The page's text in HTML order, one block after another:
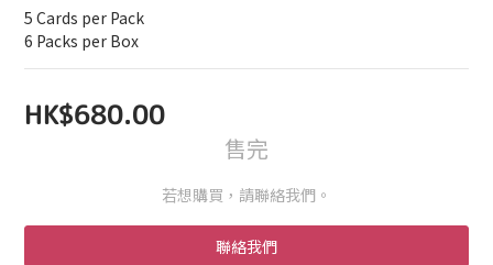
5 Cards per Pack
6 Packs per Box
HK$680.00
售完
若想購買，請聯絡我們。
聯絡我們